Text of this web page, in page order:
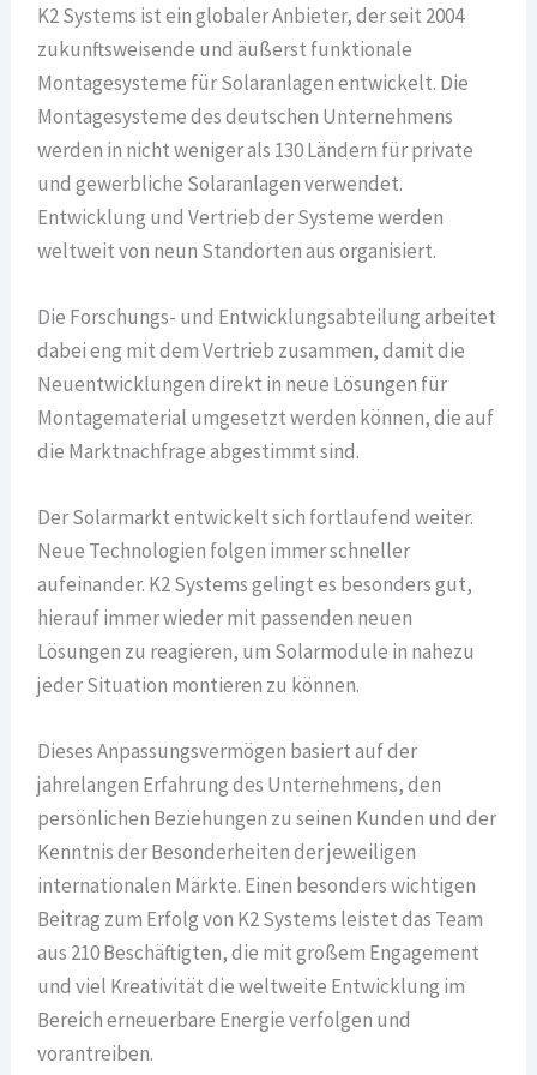
K2 Systems ist ein globaler Anbieter, der seit 2004
zukunftsweisende und äußerst funktionale
Montagesysteme für Solaranlagen entwickelt. Die
Montagesysteme des deutschen Unternehmens
werden in nicht weniger als 130 Ländern für private
und gewerbliche Solaranlagen verwendet.
Entwicklung und Vertrieb der Systeme werden
weltweit von neun Standorten aus organisiert.
Die Forschungs- und Entwicklungsabteilung arbeitet
dabei eng mit dem Vertrieb zusammen, damit die
Neuentwicklungen direkt in neue Lösungen für
Montagematerial umgesetzt werden können, die auf
die Marktnachfrage abgestimmt sind.
Der Solarmarkt entwickelt sich fortlaufend weiter.
Neue Technologien folgen immer schneller
aufeinander. K2 Systems gelingt es besonders gut,
hierauf immer wieder mit passenden neuen
Lösungen zu reagieren, um Solarmodule in nahezu
jeder Situation montieren zu können.
Dieses Anpassungsvermögen basiert auf der
jahrelangen Erfahrung des Unternehmens, den
persönlichen Beziehungen zu seinen Kunden und der
Kenntnis der Besonderheiten der jeweiligen
internationalen Märkte. Einen besonders wichtigen
Beitrag zum Erfolg von K2 Systems leistet das Team
aus 210 Beschäftigten, die mit großem Engagement
und viel Kreativität die weltweite Entwicklung im
Bereich erneuerbare Energie verfolgen und
vorantreiben.